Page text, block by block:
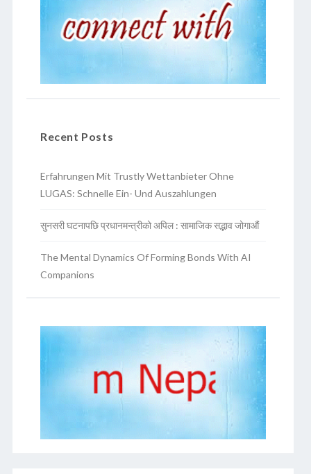
Recent Posts
Erfahrungen Mit Trustly Wettanbieter Ohne
LUGAS: Schnelle Ein- Und Auszahlungen
सुनसरी घटनापछि प्रधानमन्त्रीको अपिल : सामाजिक सद्भाव जोगाऔं
The Mental Dynamics Of Forming Bonds With AI
Companions